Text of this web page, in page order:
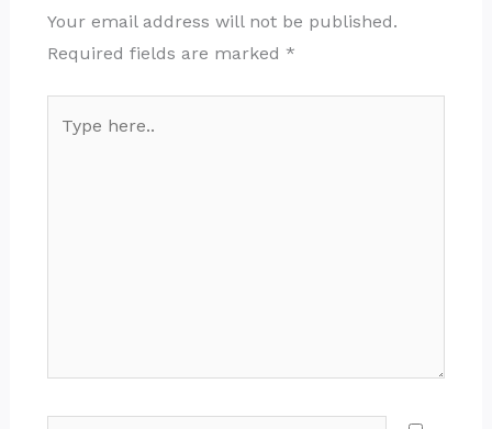
Your email address will not be published.
Required fields are marked *
here..